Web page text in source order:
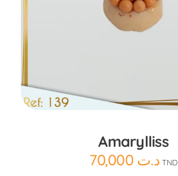
Amarylliss
د.ت 70,000 TND